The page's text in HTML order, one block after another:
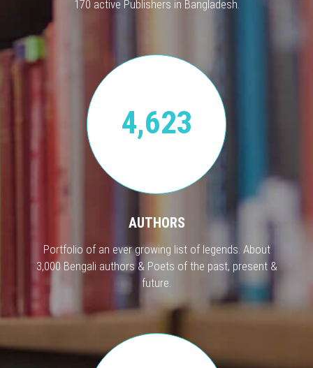
170 active Publishers in Bangladesh.
4,623
AUTHORS
Portfolio of an ever growing list of legends. About
3,000 Bengali authors & Poets of the past, present &
future.